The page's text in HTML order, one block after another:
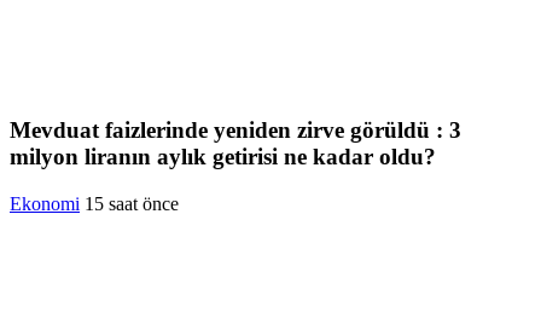
Mevduat faizlerinde yeniden zirve görüldü : 3
milyon liranın aylık getirisi ne kadar oldu?
Ekonomi 15 saat önce